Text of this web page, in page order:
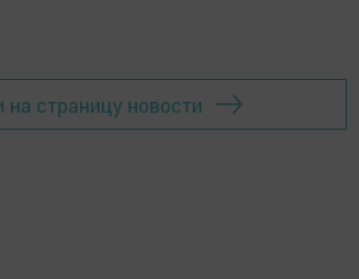
на страницу новости